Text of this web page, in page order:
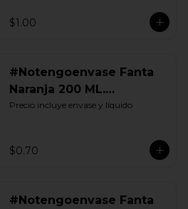
$1.00
#Notengoenvase Fanta
Naranja 200 ML.
Retornable
Precio incluye envase y líquido
$0.70
#Notengoenvase Fanta